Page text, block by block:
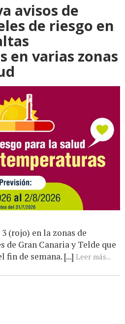
avisos de
de riesgo en
en varias zonas
(rojo) en la zonas de
de Gran Canaria y Telde que
fin de semana. [...] Leer más...